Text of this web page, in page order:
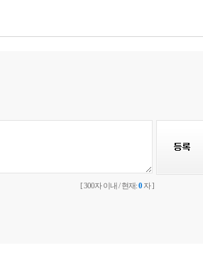
[ 300자 이내 / 현재:0 자 ]